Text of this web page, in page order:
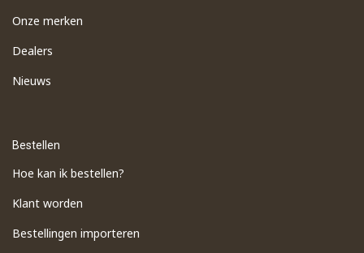
Onze merken
Dealers
Nieuws
Bestellen
Hoe kan ik bestellen?
Klant worden
Bestellingen importeren